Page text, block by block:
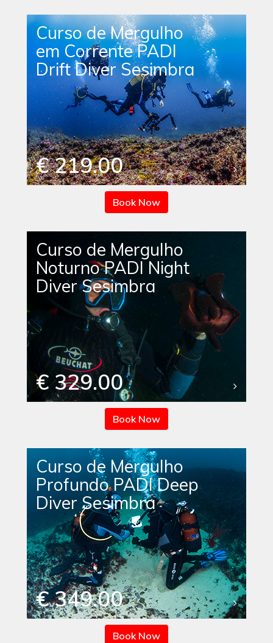
Curso de Mergulho
em Corrente PADI
Drift Diver Sesimbra
€ 219.00
Book Now
Curso de Mergulho
Noturno PADI Night
Diver Sesimbra
€ 329.00
Book Now
Curso de Mergulho
Profundo PADI Deep
Diver Sesimbra
€ 349.00
Book Now